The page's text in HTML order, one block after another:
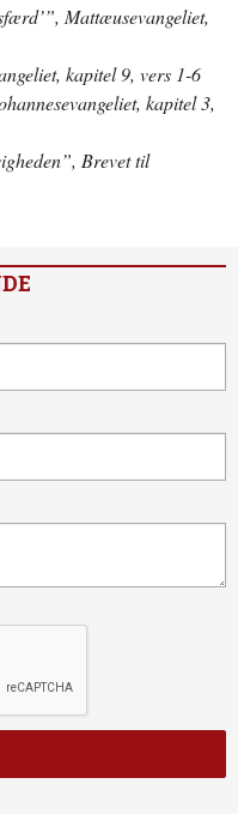
Mattæusevangeliet,
kapitel 9, vers 1-6
kapitel 3,
Brevet til